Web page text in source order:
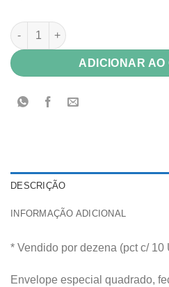
Envelope Vip Color Plus 120g
ADICIONAR AO
DESCRIÇÃO
INFORMAÇÃO ADICIONAL
* Vendido por dezena (pct c/ 10
Envelope especial quadrado,